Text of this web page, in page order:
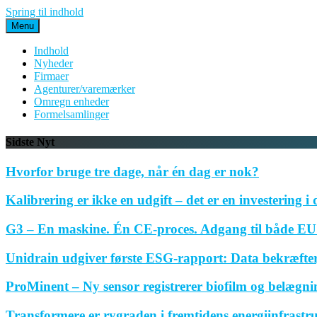
Spring til indhold
Menu
Indhold
Nyheder
Firmaer
Agenturer/varemærker
Omregn enheder
Formelsamlinger
Sidste Nyt
Hvorfor bruge tre dage, når én dag er nok?
Kalibrering er ikke en udgift – det er en investering i
G3 – En maskine. Én CE-proces. Adgang til både
Unidrain udgiver første ESG-rapport: Data
ProMinent – Ny sensor registrerer biofilm og